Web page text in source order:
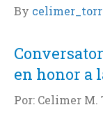
By
en honor a
Por: Celimer M.